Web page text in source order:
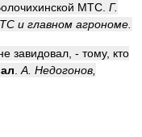
МТС. Г.
и главном агрономе.
завидовал, - тому, кто
А. Недогонов,